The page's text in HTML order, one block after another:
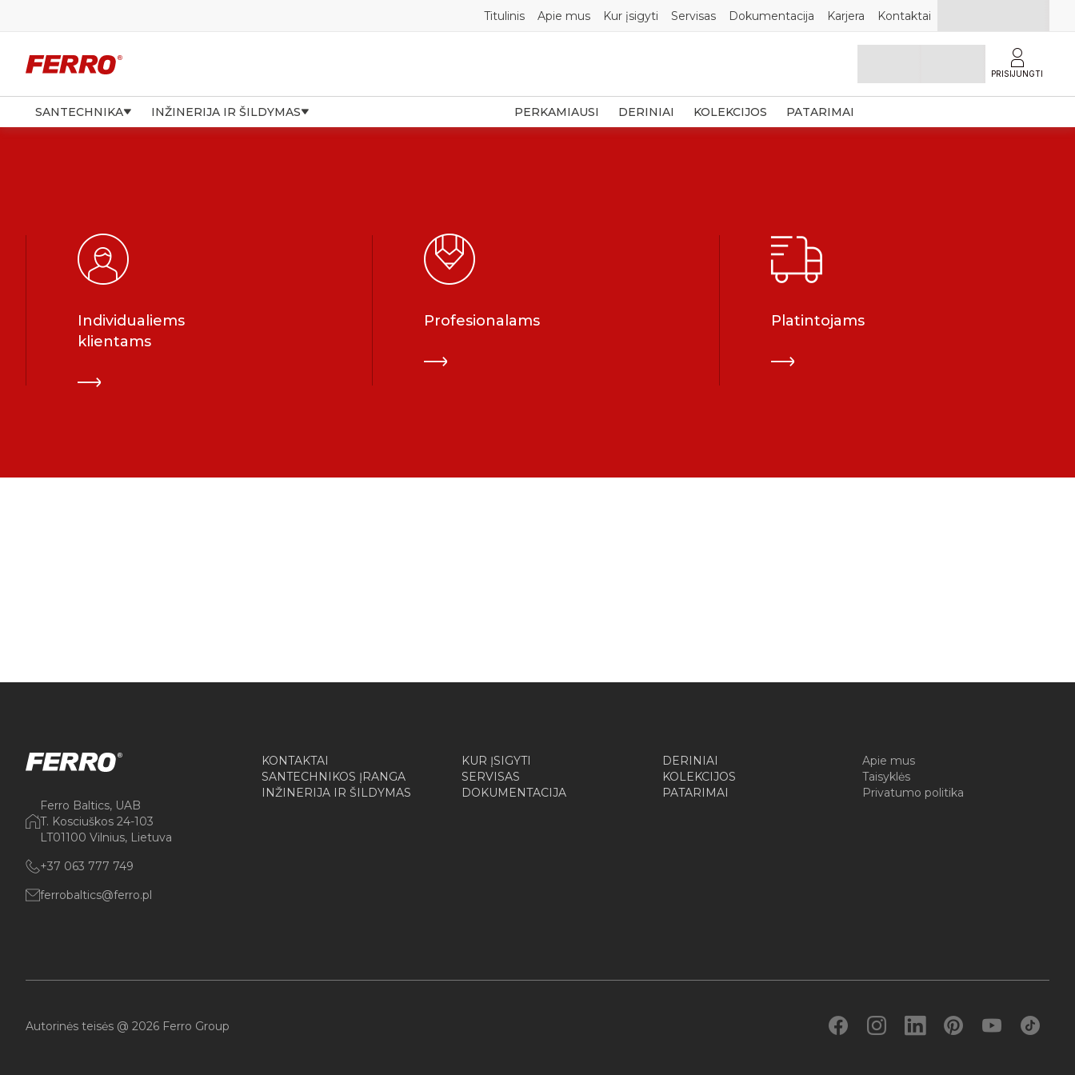
Titulinis Apie mus Kur įsigyti Servisas Dokumentacija Karjera Kontaktai
PRISIJUNGTI
SANTECHNIKA INŽINERIJA IR ŠILDYMAS PERKAMIAUSI DERINIAI KOLEKCIJOS PATARIMAI
Individualiems
klientams
Profesionalams Platintojams
Ferro Baltics, UAB
T. Kosciuškos 24-103
LT01100 Vilnius, Lietuva
+37 063 777 749
ferrobaltics@ferro.pl
KONTAKTAI
SANTECHNIKOS ĮRANGA
INŽINERIJA IR ŠILDYMAS
KUR ĮSIGYTI
SERVISAS
DOKUMENTACIJA
DERINIAI
KOLEKCIJOS
PATARIMAI
Apie mus
Taisyklės
Privatumo politika
Autorinės teisės @ 2026 Ferro Group